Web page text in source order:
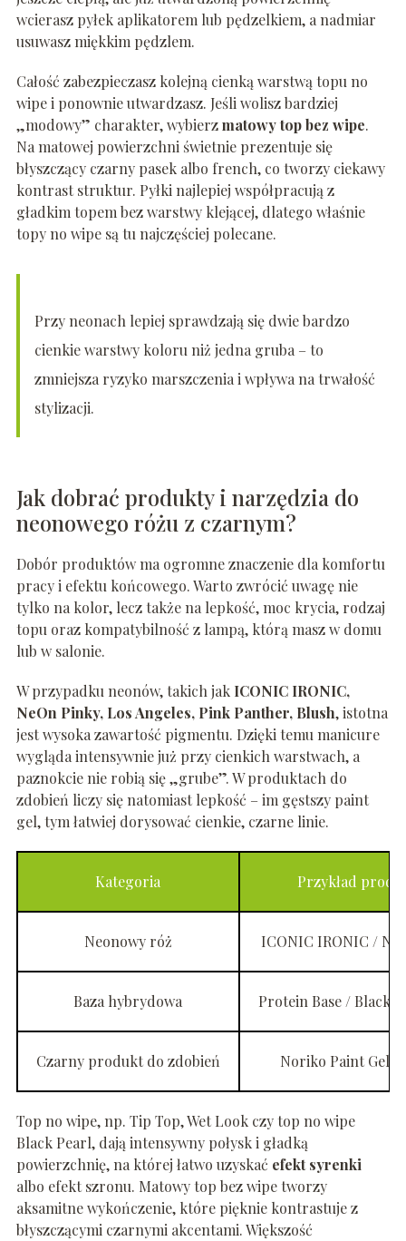
wcierasz pyłek aplikatorem lub pędzelkiem, a nadmiar
usuwasz miękkim pędzlem.
Całość zabezpieczasz kolejną cienką warstwą topu no
wipe i ponownie utwardzasz. Jeśli wolisz bardziej
„modowy” charakter, wybierzmatowy top bez wipe.
Na matowej powierzchni świetnie prezentuje się
błyszczący czarny pasek albo french, co tworzy ciekawy
kontrast struktur. Pyłki najlepiej współpracują z
gładkim topem bez warstwy klejącej, dlatego właśnie
topy no wipe są tu najczęściej polecane.
Przy neonach lepiej sprawdzają się dwie bardzo
cienkie warstwy koloru niż jedna gruba – to
zmniejsza ryzyko marszczenia i wpływa na trwałość
stylizacji.
Jak dobrać produkty i narzędzia do
neonowego różu z czarnym?
Dobór produktów ma ogromne znaczenie dla komfortu
pracy i efektu końcowego. Warto zwrócić uwagę nie
tylko na kolor, lecz także na lepkość, moc krycia, rodzaj
topu oraz kompatybilność z lampą, którą masz w domu
lub w salonie.
W przypadku neonów, takich jak ICONIC IRONIC,
NeOn Pinky, Los Angeles, Pink Panther, Blush, istotna
jest wysoka zawartość pigmentu. Dzięki temu manicure
wygląda intensywnie już przy cienkich warstwach, a
paznokcie nie robią się „grube”. W produktach do
zdobień liczy się natomiast lepkość – im gęstszy paint
gel, tym łatwiej dorysować cienkie, czarne linie.
Kategoria Przykład
Neonowy róż ICONIC IRONIC /
Baza hybrydowa Protein Base / Black
Czarny produkt do zdobień Noriko Paint Gel –
Top no wipe, np. Tip Top, Wet Look czy top no wipe
Black Pearl, dają intensywny połysk i gładką
powierzchnię, na której łatwo uzyskać efekt syrenki
albo efekt szronu. Matowy top bez wipe tworzy
aksamitne wykończenie, które pięknie kontrastuje z
błyszczącymi czarnymi akcentami. Większość